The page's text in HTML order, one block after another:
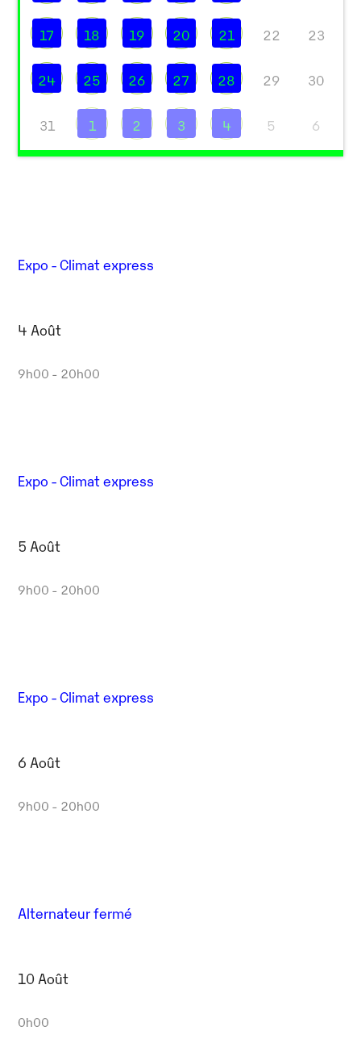
17 18 19 20 21 22 23
24 25 26 27 28 29 30
31 1 2 3 4 5 6
Expo - Climat express
4 Août
9h00 - 20h00
Expo - Climat express
5 Août
9h00 - 20h00
Expo - Climat express
6 Août
9h00 - 20h00
Alternateur fermé
10 Août
0h00